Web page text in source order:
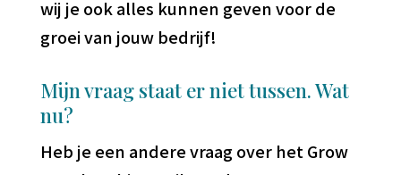
wij je ook alles kunnen geven voor de
groei van jouw bedrijf!
Mijn vraag staat er niet tussen. Wat
nu?
Heb je een andere vraag over het Grow